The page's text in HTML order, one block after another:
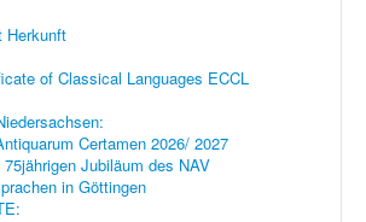
Herkunft
of Classical Languages ECCL
Certamen 2026/ 2027
Jubiläum des NAV
in Göttingen